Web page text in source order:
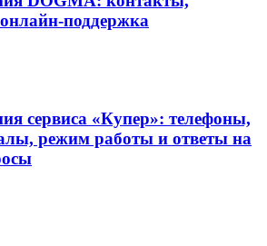
поддержка
сервиса «Купер»: телефоны,
режим работы и ответы на